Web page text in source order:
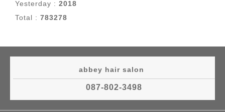
Yesterday : 2018
Total : 783278
abbey hair salon
087-802-3498